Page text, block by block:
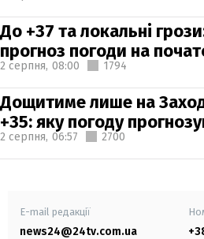
До +37 та локальні
прогноз погоди на
2 серпня, 08:00 1794
Дощитиме лише на
+35: яку погоду
2 серпня, 06:57 2700
E-mail редакції
news24@24tv.com.ua